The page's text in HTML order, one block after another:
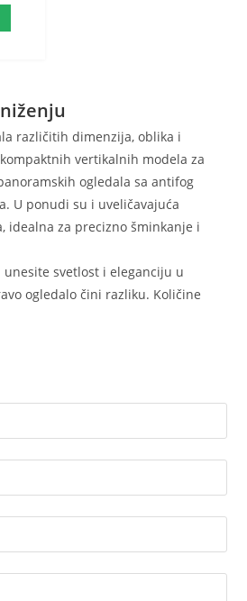
različitih dimenzija, oblika i
vertikalnih modela za
ogledala sa antifog
U ponudi su i uveličavajuća
idealna za precizno šminkanje i
svetlost i eleganciju u
ogledalo čini razliku. Količine